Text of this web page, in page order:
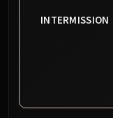
INTERMISSION